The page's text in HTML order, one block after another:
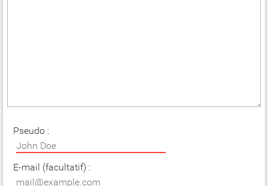
Pseudo :
E-mail (facultatif) :